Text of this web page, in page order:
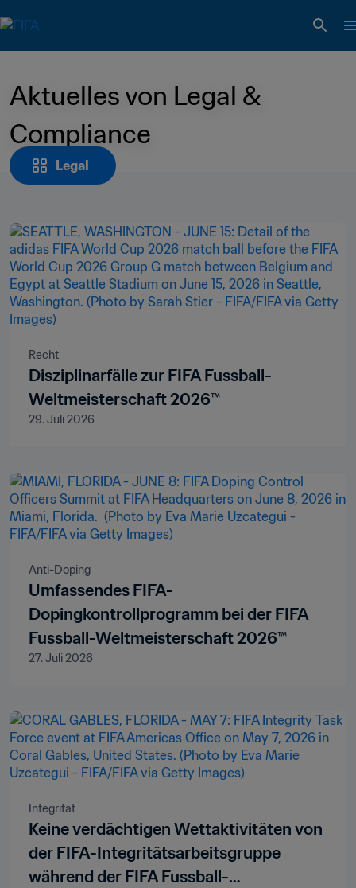
Legal
Aktuelles von Legal &
Compliance
Recht
Disziplinarfälle zur FIFA Fussball-
Weltmeisterschaft 2026™
29. Juli 2026
Anti-Doping
Umfassendes FIFA-
Dopingkontrollprogramm bei der FIFA
Fussball-Weltmeisterschaft 2026™
27. Juli 2026
Integrität
Keine verdächtigen Wettaktivitäten von
der FIFA-Integritätsarbeitsgruppe
während der FIFA Fussball-